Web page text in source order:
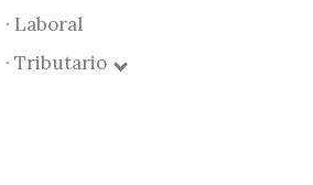
· Laboral
· Tributario